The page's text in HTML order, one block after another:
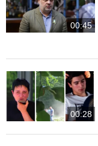
00:45
00:28